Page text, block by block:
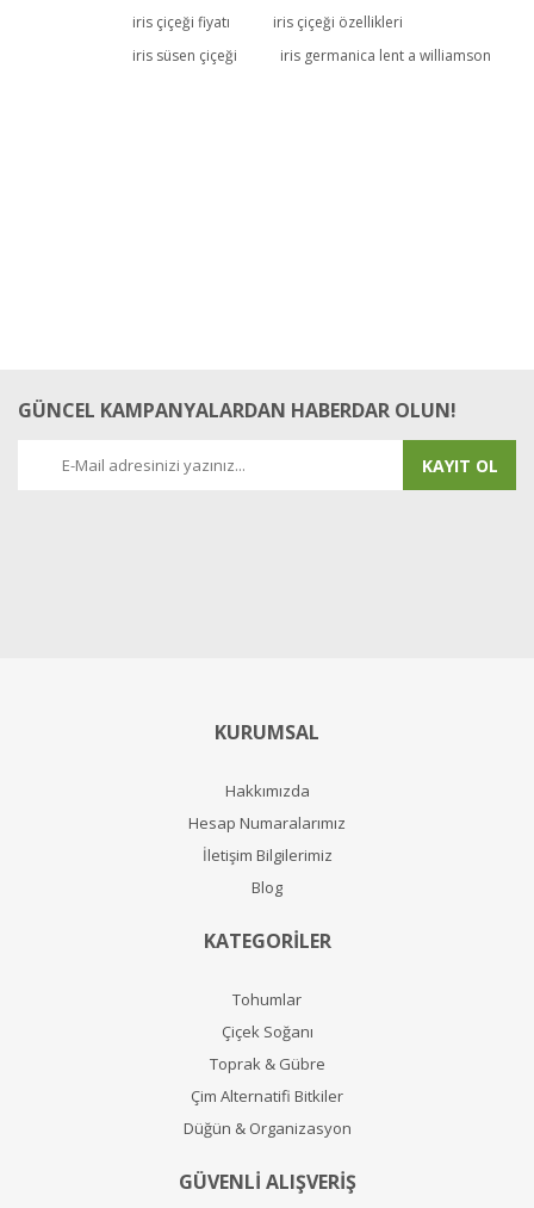
Yorum Yaz
iris çiçeği fiyatı
iris çiçeği özellikleri
iris süsen çiçeği
iris germanica lent a williamson
GÜNCEL KAMPANYALARDAN HABERDAR OLUN!
KAYIT OL
KURUMSAL
Hakkımızda
Hesap Numaralarımız
İletişim Bilgilerimiz
Blog
KATEGORİLER
Tohumlar
Çiçek Soğanı
Toprak & Gübre
Çim Alternatifi Bitkiler
Düğün & Organizasyon
GÜVENLİ ALIŞVERİŞ